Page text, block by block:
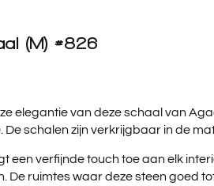
(M) #826
elegantie van deze schaal van
De schalen zijn verkrijgbaar in de
een verfijndetouch toe aan elk
De ruimtes waar deze steen goed